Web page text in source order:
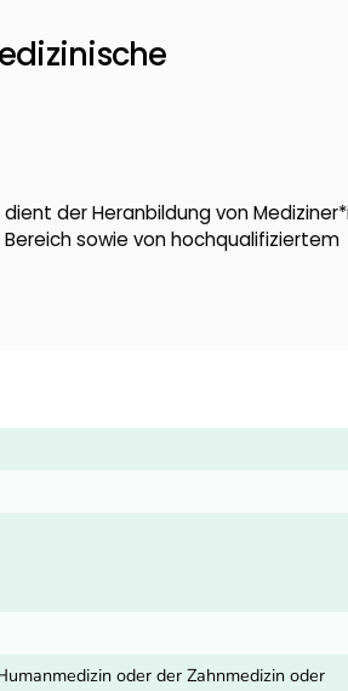
dient der Heranbildung von
sowie von hochqualifiziertem
Link
oder der Zahnmedizin oder